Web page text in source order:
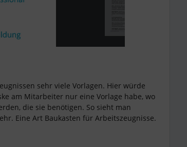
sehr viele Vorlagen. Hier würde
am Mitarbeiter nur eine Vorlage habe, wo
die sie benötigen. So sieht man
Eine Art Baukasten für Arbeitszeugnisse.